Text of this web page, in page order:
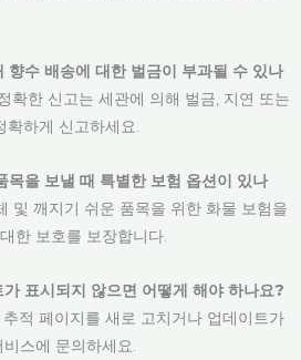
향수 배송에 대한 벌금이 부과될 수 있나
확한 신고는 세관에 의해 벌금, 지연 또는
확하게 신고하세요.
목을 보낼 때 특별한 보험 옵션이 있나
및 깨지기 쉬운 품목을 위한 화물 보험을
한 보호를 보장합니다.
표시되지 않으면 어떻게 해야 하나요?
적 페이지를 새로 고치거나 업데이트가
스에 문의하세요.